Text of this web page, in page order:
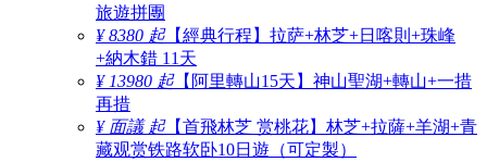
旅遊拼團
¥ 8380 起【經典行程】拉萨+林芝+日喀則+珠峰
+納木錯 11天
¥ 13980 起【阿里轉山15天】神山聖湖+轉山+一措
再措
¥ 面議 起【首飛林芝 赏桃花】林芝+拉薩+羊湖+青
藏观赏铁路软卧10日遊（可定製）